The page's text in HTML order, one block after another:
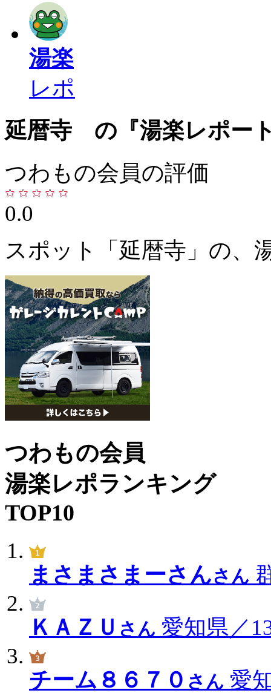
湯楽
レポ
延暦寺 の『湯楽レポー
つわもの会員の評価
0.0
スポット「延暦寺」の、
つわもの会員
湯楽レポランキング
TOP10
まさまさまーさんさん
ＫＡＺＵ さん 愛知県／
チーム８６７０ さん 愛